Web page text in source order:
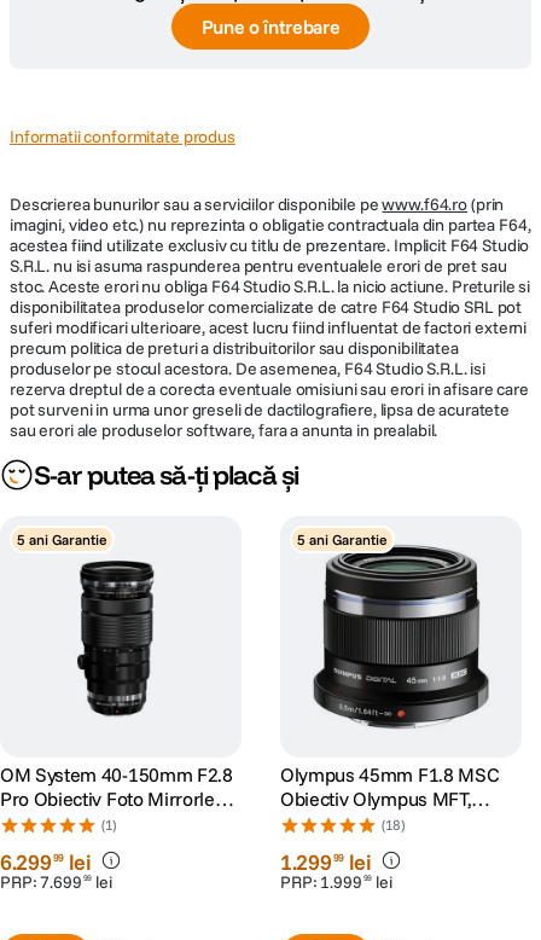
Autofocus
DIMENSIUNE / GREUTATE:
maxim
56.5 mm
Lungime 49.5 mm (la extensie maxima 76.9 mm)
Greutate 155 g
DETALII PRODUCATOR
Cod producator V313010BW000
Pune o întrebare
Informatii conformitate produs
Descrierea bunurilor sau a serviciilor disponibile pewww.f64.ro(prin
imagini, video etc.) nu reprezinta o obligatie contractuala din partea F64,
acestea fiind utilizate exclusiv cu titlu de prezentare. Implicit F64 Studio
S.R.L. nu isi asuma raspunderea pentru eventualele erori de pret sau
stoc. Aceste erori nu obliga F64 Studio S.R.L. la nicio actiune. Preturile si
disponibilitatea produselor comercializate de catre F64 Studio SRL pot
suferi modificari ulterioare, acest lucru fiind influentat de factori externi
precum politica de preturi a distribuitorilor sau disponibilitatea
produselor pe stocul acestora. De asemenea, F64 Studio S.R.L. isi
rezerva dreptul de a corecta eventuale omisiuni sau erori in afisare care
pot surveni in urma unor greseli de dactilografiere, lipsa de acuratete
sau erori ale produselor software, fara a anunta in prealabil.
S-ar putea să-ți placă și
5 ani Garantie
OM System 40-150mm F2.8
Pro Obiectiv Foto Mirrorless
Montura MFT
(1)
6.29999 lei
PRP:7.699 99 lei
5 ani Garantie
Olympus 45mm F1.8 MSC
Obiectiv Olympus MFT,
negru
(18)
1.29999 lei
PRP: 1.999 99 lei